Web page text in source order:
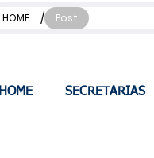
HOME / Post
HOME SECRETARIAS